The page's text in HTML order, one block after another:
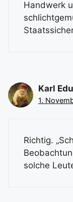
Handwerk
Karl
1.
Richtig.
solche